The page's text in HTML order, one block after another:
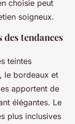
choisie peut
soigneux.
tendances
teintes
le bordeaux et
apportent de
élégantes. Le
plus inclusives